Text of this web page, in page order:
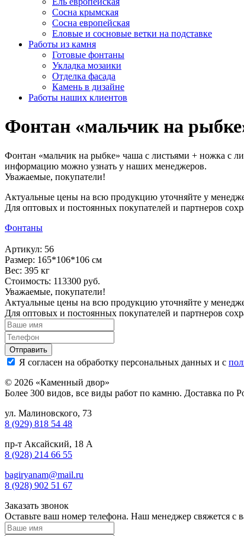
Сосна крымская
Сосна европейская
Еловые и сосновые ветки на подставке
Работы из камня
Готовые фонтаны
Укладка мозаики
Отделка фасада
Камень в дизайне
Работы наших клиентов
Фонтан «мальчик на
Фонтан «мальчик на рыбке» чаша с листьями + ножка с
информацию можно узнать у наших менеджеров.
Уважаемые, покупатели!
Актуальные цены на всю продукцию уточняйте у
Для оптовых и постоянных покупателей и партнеров
Фонтаны
Артикул: 56
Размер: 165*106*106 см
Вес: 395 кг
Стоимость: 113300 руб.
Уважаемые, покупатели!
Актуальные цены на всю продукцию уточняйте у
Для оптовых и постоянных покупателей и партнеров
Я согласен на обработку персональных данных и с
© 2026 «Каменный двор»
Более 300 видов, все виды работ по камню. Доставка по
ул. Малиновского, 73
8 (929) 818 54 48
пр-т Аксайский, 18 А
8 (928) 214 66 55
bagiryanam@mail.ru
8 (928) 902 51 67
Заказать звонок
Оставьте ваш номер телефона. Наш менеджер свяжется с